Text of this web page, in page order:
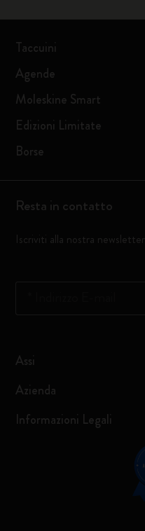
Taccuini
Agende
Moleskine Smart
Edizioni Limitate
Borse
Resta in contatto
Iscriviti alla nostra newsletter
Assi
Azienda
Informazioni Legali